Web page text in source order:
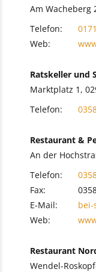
Am Wacheberg
Telefon:
Web:
Ratskeller und
Marktplatz 1,
Telefon:
Restaurant &
An der
Telefon:
Fax:
E-Mail:
bei-
Web:
Restaurant
Wendel-